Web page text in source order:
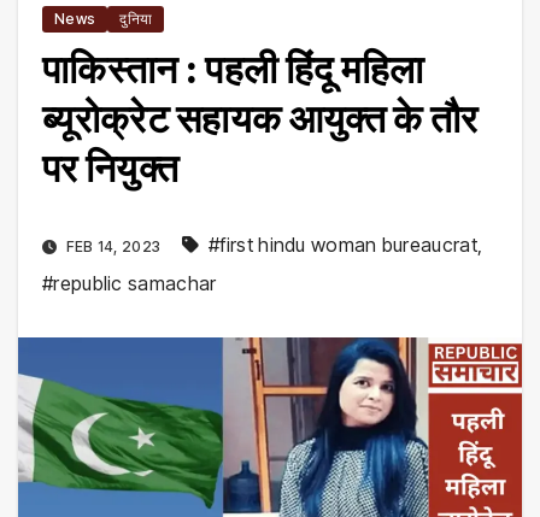
News दुनिया
पाकिस्तान : पहली हिंदू महिला
ब्यूरोक्रेट सहायक आयुक्त के तौर
पर नियुक्त
FEB 14, 2023 #first hindu woman bureaucrat,
#republic samachar